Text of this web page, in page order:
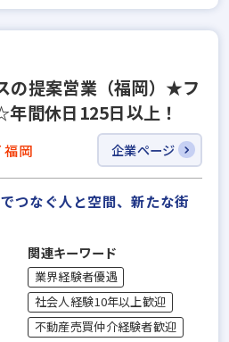
の提案営業（福岡）★フ
間休日125日以上！
福岡 企業ページ
つなぐ人と空間、新たな街
関連キーワード
業界経験者優遇
社会人経験10年以上歓迎
不動産売買仲介経験者歓迎